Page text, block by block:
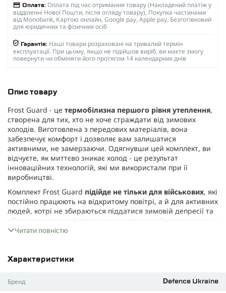
Оплата: Оплата під час отримання товару (Накладений платіж у
відділенні Нової Пошти, після огляду товару), Покупка частинами
від Monobank, Картою онлайн, Google pay, Apple pay, Безготівковий
для юридичних та фізичних осіб
Гарантія: Наші товари розраховані на тривалий термін
експлуатації. При цьому, якщо не підійшов виріб, ви маєте змогу
повернути чи обміняти його протягом 14 календарних днів
Опис товару
Frost Guard - це термобілизна першого рівня утеплення,
створена для тих, хто не хоче страждати від зимових
холодів. Виготовлена з передових матеріалів, вона
забезпечує комфорт і дозволяє вам залишатися
активними, не замерзаючи. Одягнувши цей комплект, ви
відчуєте, як миттєво зникає холод - це результат
інноваційних технологій, які ми використали при її
виробництві.
Комплект Frost Guard підійде не тільки для військових, які
постійно працюють на відкритому повітрі, а й для активних
людей, котрі не збираються піддатися зимовій депресії та
обирають активний відпочинок навіть в найхолодніші дні.
Ця термобілизна поєднує легкість, еластичність і чудову
щоб кожен елемент спорядження та одягу військового був
функціональним та "робочим". Тому, враховуючи сучасні
Читати повністю
Характеристики
Бренд Defence Ukraine